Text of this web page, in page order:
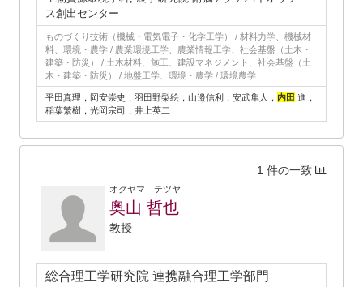
ス創出センター
ものづくり技術（機械・電気電子・化学工学） / 材料力学、機械材
料、環境・農学 / 農業環境工学、農業情報工学、社会基盤（土木・
建築・防災） / 土木材料、施工、建設マネジメント、社会基盤（土
木・建築・防災） / 地盤工学、環境・農学 / 環境農学
平田真理，岡安崇史，羽田野梨絵，山邉信利，安武隼人， 内田 進，
稲葉繁樹，光岡宗司，井上英二
1 件の一致
オクヤマ テツヤ
奥山 哲也
教授
総合理工学研究院 連携融合理工学部門